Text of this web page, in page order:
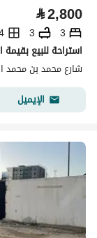
⃁2,800
3
3
شارع محمد بن محمد
الإيميل